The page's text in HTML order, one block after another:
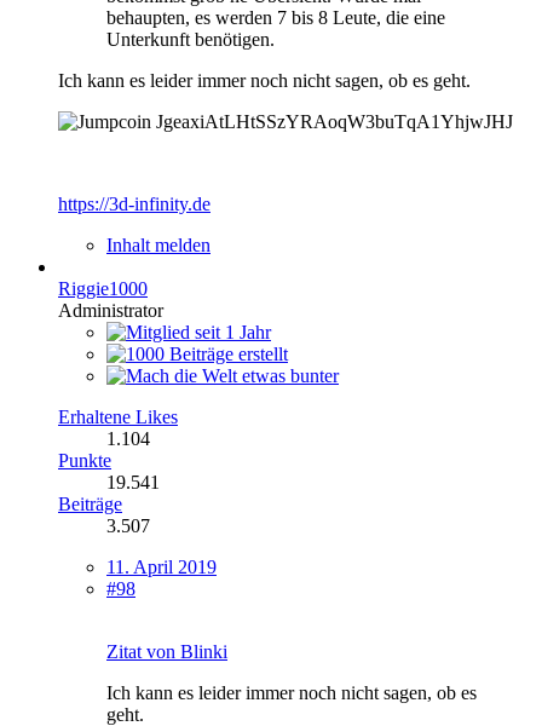
behaupten, es werden 7 bis 8 Leute, die eine
Unterkunft benötigen.
Ich kann es leider immer noch nicht sagen, ob es geht.
JgeaxiAtLHtSSzYRAoqW3buTqA1YhjwJHJ
https://3d-infinity.de
Inhalt melden
Riggie1000
Administrator
Erhaltene Likes
1.104
Punkte
19.541
Beiträge
3.507
11. April 2019
#98
Zitat von Blinki
Ich kann es leider immer noch nicht sagen, ob es
geht.